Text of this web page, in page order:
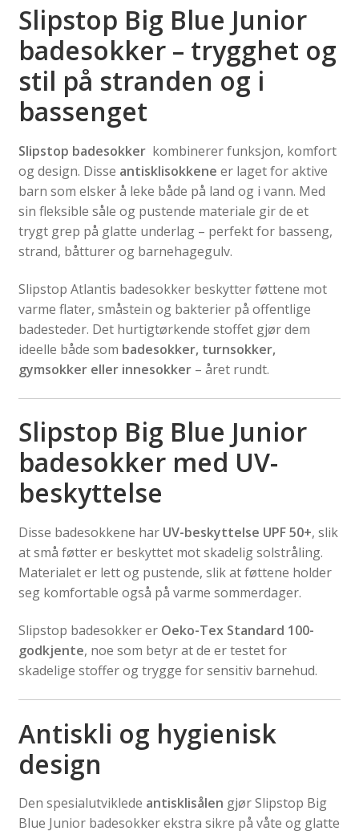
Slipstop Big Blue Junior
badesokker – trygghet og
stil på stranden og i
bassenget
Slipstop badesokkerkombinerer funksjon, komfort
og design. Disse antisklisokkene er laget for aktive
barn som elsker å leke både på land og i vann. Med
sin fleksible såle og pustende materiale gir de et
trygt grep på glatte underlag – perfekt for basseng,
strand, båtturer og barnehagegulv.
Slipstop Atlantis badesokker beskytter føttene mot
varme flater, småstein og bakterier på offentlige
badesteder. Det hurtigtørkende stoffet gjør dem
ideelle både som badesokker, turnsokker,
gymsokker eller innesokker– året rundt.
Slipstop Big Blue Junior
badesokker med UV-
beskyttelse
Disse badesokkene har UV-beskyttelse UPF 50+, slik
at små føtter er beskyttet mot skadelig solstråling.
Materialet er lett og pustende, slik at føttene holder
seg komfortable også på varme sommerdager.
Slipstop badesokker er Oeko-Tex Standard 100-
godkjente, noe som betyr at de er testet for
skadelige stoffer og trygge for sensitiv barnehud.
Antiskli og hygienisk
design
Den spesialutviklede antisklisålen gjør Slipstop Big
Blue Junior badesokker ekstra sikre på våte og glatte